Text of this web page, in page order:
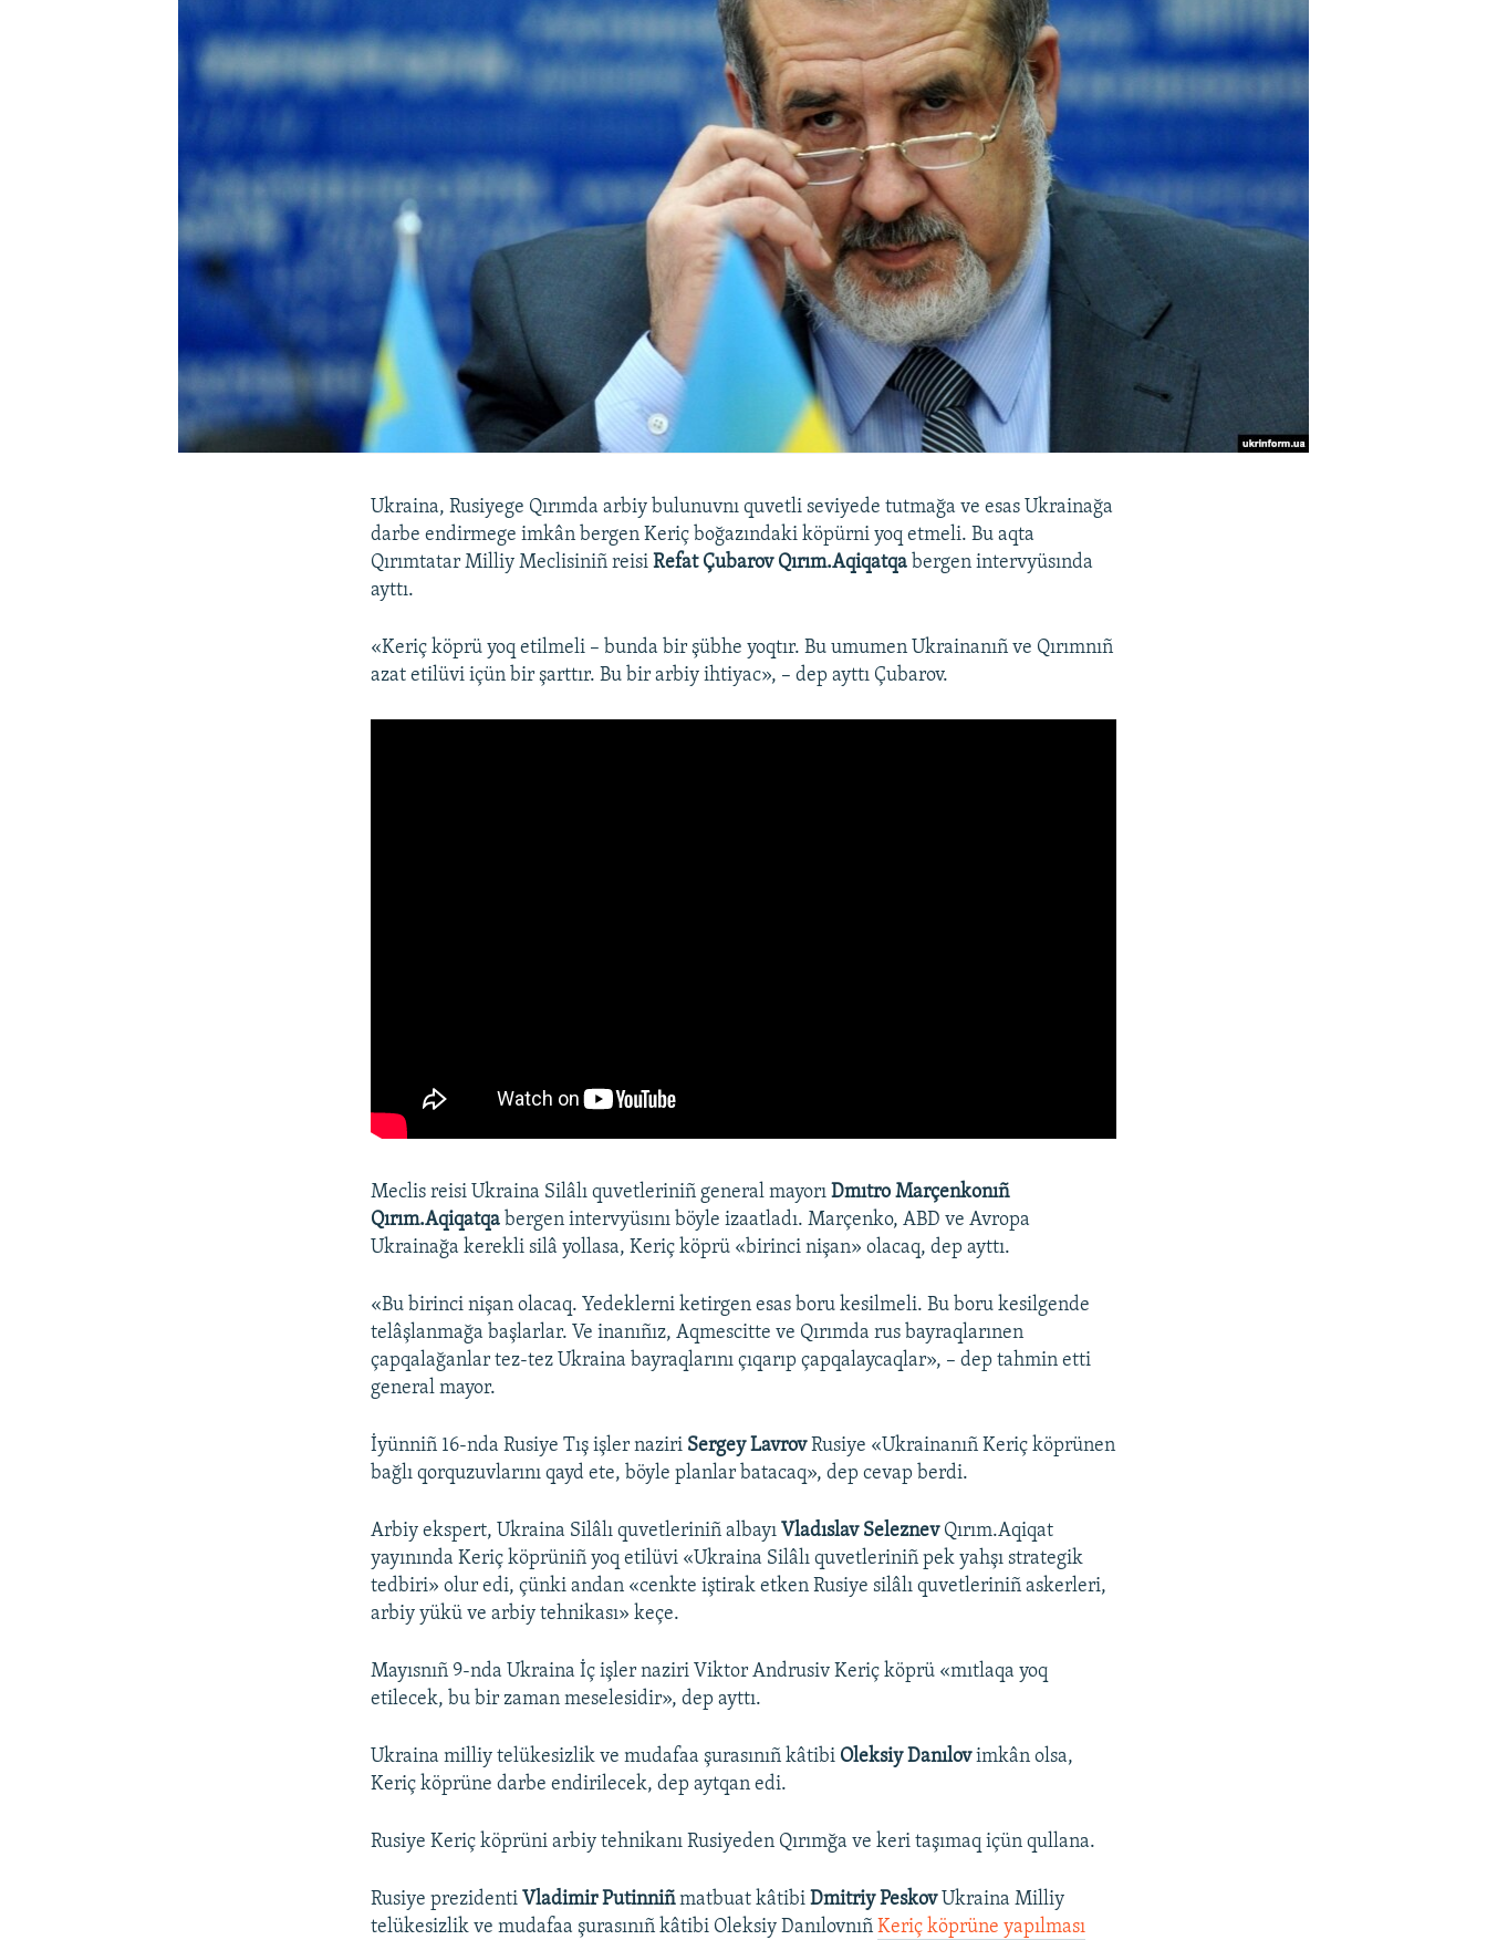
Ukraina, Rusiyege Qırımda arbiy bulunuvnı quvetli seviyede tutmağa ve esas Ukrainağa
darbe endirmege imkân bergen Keriç boğazındaki köpürni yoq etmeli. Bu aqta
Qırımtatar Milliy Meclisiniñ reisiRefat Çubarov Qırım.Aqiqatqa bergen intervyüsında
ayttı.
«Keriç köprü yoq etilmeli – bunda bir şübhe yoqtır. Bu umumen Ukrainanıñ ve Qırımnıñ
azat etilüvi içün bir şarttır. Bu bir arbiy ihtiyac», – dep ayttı Çubarov.
Meclis reisi Ukraina Silâlı quvetleriniñ general mayorıDmıtro Marçenkonıñ
Qırım.Aqiqatqa bergen intervyüsını böyle izaatladı. Marçenko, ABD ve Avropa
Ukrainağa kerekli silâ yollasa, Keriç köprü «birinci nişan» olacaq, dep ayttı.
«Bu birinci nişan olacaq. Yedeklerni ketirgen esas boru kesilmeli. Bu boru kesilgende
telâşlanmağa başlarlar. Ve inanıñız, Aqmescitte ve Qırımda rus bayraqlarınen
çapqalağanlar tez-tez Ukraina bayraqlarını çıqarıp çapqalaycaqlar», – dep tahmin etti
general mayor.
İyünniñ 16-nda Rusiye Tış işler naziri Sergey LavrovRusiye «Ukrainanıñ Keriç köprünen
bağlı qorquzuvlarını qayd ete, böyle planlar batacaq», dep cevap berdi.
Arbiy ekspert, Ukraina Silâlı quvetleriniñ albayı Vladıslav Seleznev Qırım.Aqiqat
yayınında Keriç köprüniñ yoq etilüvi «Ukraina Silâlı quvetleriniñ pek yahşı strategik
tedbiri» olur edi, çünki andan «cenkte iştirak etken Rusiye silâlı quvetleriniñ askerleri,
arbiy yükü ve arbiy tehnikası» keçe.
Mayısnıñ 9-nda Ukraina İç işler naziri Viktor Andrusiv Keriç köprü «mıtlaqa yoq
etilecek, bu bir zaman meselesidir», dep ayttı.
Ukraina milliy telükesizlik ve mudafaa şurasınıñ kâtibi Oleksiy Danılovimkân olsa,
Keriç köprüne darbe endirilecek, dep aytqan edi.
Rusiye Keriç köprüni arbiy tehnikanı Rusiyeden Qırımğa ve keri taşımaq içün qullana.
Rusiye prezidenti Vladimir Putinniñmatbuat kâtibiDmitriy Peskov Ukraina Milliy
telükesizlik ve mudafaa şurasınıñ kâtibi Oleksiy DanılovnıñKeriç köprüne yapılması